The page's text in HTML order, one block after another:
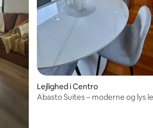
Lejlighed i Centro
Abasto Suites – moderne og lys